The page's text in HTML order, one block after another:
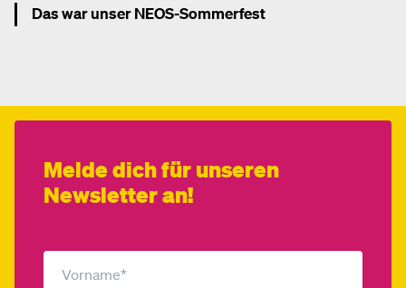
Das war unser NEOS-Sommerfest
Melde dich für unseren
Newsletter an!